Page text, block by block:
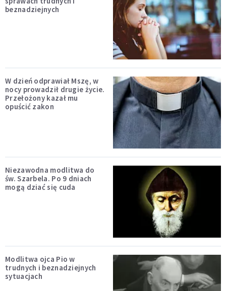
beznadziejnych
W dzień odprawiał Mszę, w
nocy prowadził drugie życie.
Przełożony kazał mu
opuścić zakon
Niezawodna modlitwa do
św. Szarbela. Po 9 dniach
mogą dziać się cuda
Modlitwa ojca Pio w
trudnych i beznadziejnych
sytuacjach